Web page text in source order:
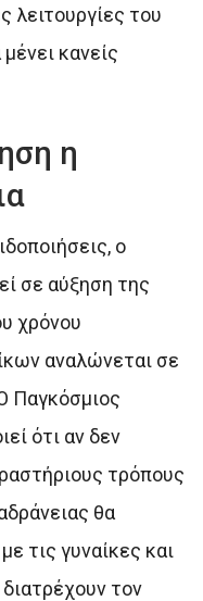
λειτουργίες του
κανείς
η
ο
σε αύξηση της
χρόνου
αναλώνεται σε
Παγκόσμιος
ότι αν δεν
τρόπους
θα
τις γυναίκες και
τον